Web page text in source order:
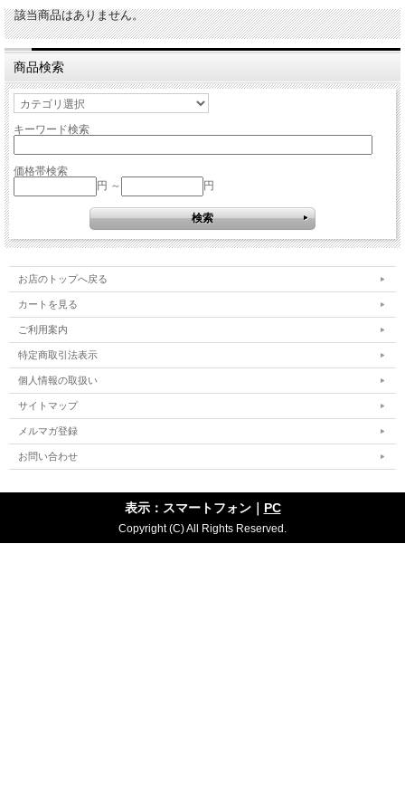
該当商品はありません。
商品検索
キーワード検索
価格帯検索
円 ～
円
お店のトップへ戻る
カートを見る
ご利用案内
特定商取引法表示
個人情報の取扱い
サイトマップ
メルマガ登録
お問い合わせ
表示：スマートフォン｜ PC
Copyright (C) All Rights Reserved.